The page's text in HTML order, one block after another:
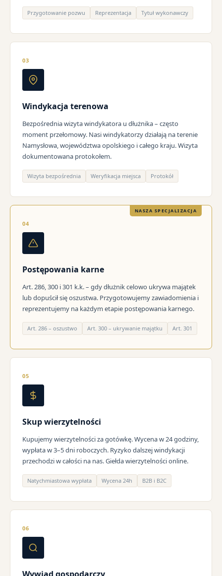
Przygotowanie pozwu Reprezentacja Tytuł wykonawczy
03
Windykacja terenowa
Bezpośrednia wizyta windykatora u dłużnika – często
moment przełomowy. Nasi windykatorzy działają na terenie
Namysłowa, województwa opolskiego i całego kraju. Wizyta
dokumentowana protokołem.
Wizyta bezpośrednia Weryfikacja miejsca Protokół
NASZA SPECJALIZACJA
04
Postępowania karne
Art. 286, 300 i 301 k.k. – gdy dłużnik celowo ukrywa majątek
lub dopuścił się oszustwa. Przygotowujemy zawiadomienia i
reprezentujemy na każdym etapie postępowania karnego.
Art. 286 – oszustwo Art. 300 – ukrywanie majątku Art. 301
05
Skup wierzytelności
Kupujemy wierzytelności za gotówkę. Wycena w 24 godziny,
wypłata w 3–5 dni roboczych. Ryzyko dalszej windykacji
przechodzi w całości na nas. Giełda wierzytelności online.
Natychmiastowa wypłata Wycena 24h B2B i B2C
06